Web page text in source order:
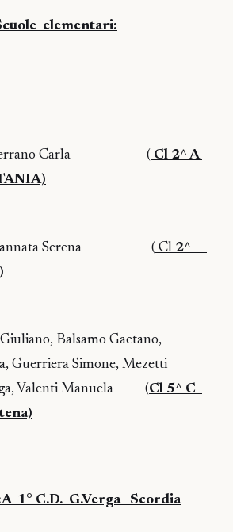
elementari:
Carla ( Cl 2^ A
Serena ( Cl 2^
Balsamo Gaetano,
Guerriera Simone, Mezetti
Valenti Manuela
(Cl 5^ C
1° C.D. G.Verga Scordia